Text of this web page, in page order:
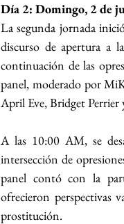
Día 2: Domingo, 2 de
La segunda jornada
discurso de apertura a
continuación de las
panel, moderado por
April Eve, Bridget Perrier
A las 10:00 AM, se
intersección de
panel contó con la
ofrecieron perspectivas
prostitución.